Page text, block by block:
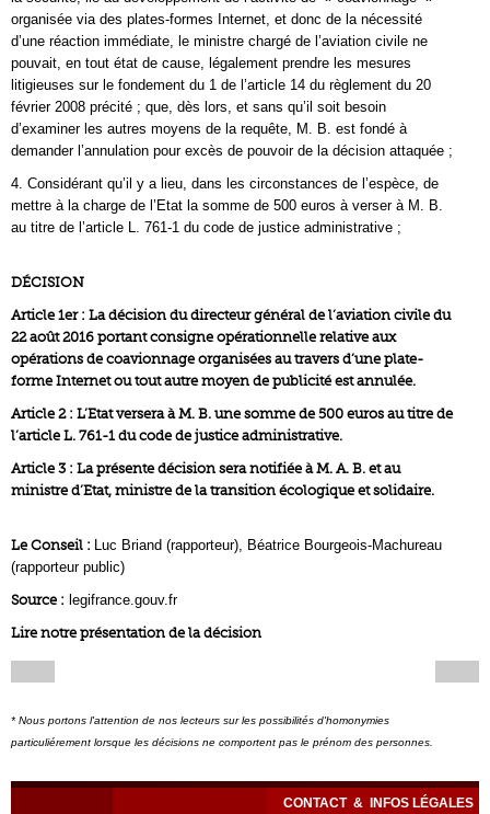
organisée via des plates-formes Internet, et donc de la nécessité
d’une réaction immédiate, le ministre chargé de l’aviation civile ne
pouvait, en tout état de cause, légalement prendre les mesures
litigieuses sur le fondement du 1 de l’article 14 du règlement du 20
février 2008 précité ; que, dès lors, et sans qu’il soit besoin
d’examiner les autres moyens de la requête, M. B. est fondé à
demander l’annulation pour excès de pouvoir de la décision attaquée ;
4. Considérant qu’il y a lieu, dans les circonstances de l’espèce, de
mettre à la charge de l’Etat la somme de 500 euros à verser à M. B.
au titre de l’article L. 761-1 du code de justice administrative ;
DÉCISION
Article 1er : La décision du directeur général de l’aviation civile du
22 août 2016 portant consigne opérationnelle relative aux
opérations de coavionnage organisées au travers d’une plate-
forme Internet ou tout autre moyen de publicité est annulée.
Article 2 : L’Etat versera à M. B. une somme de 500 euros au titre de
l’article L. 761-1 du code de justice administrative.
Article 3 : La présente décision sera notifiée à M. A. B. et au
ministre d’Etat, ministre de la transition écologique et solidaire.
Le Conseil : Luc Briand (rapporteur), Béatrice Bourgeois-Machureau
(rapporteur public)
Source : legifrance.gouv.fr
Lire notre présentation de la décision
* Nous portons l'attention de nos lecteurs sur les possibilités d'homonymies
particuliérement lorsque les décisions ne comportent pas le prénom des personnes.
CONTACT & INFOS LÉGALES